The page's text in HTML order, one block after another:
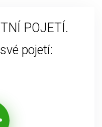
POJETÍ.
pojetí: